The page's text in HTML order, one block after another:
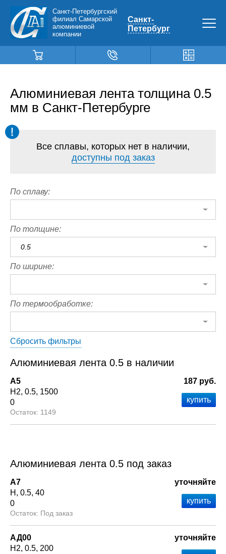
Санкт-Петербургский
филиал Самарской
алюминиевой
компании
Санкт-
Петербург
Алюминиевая лента толщина 0.5
мм в Санкт-Петербурге
Все сплавы, которых нет в наличии,
доступны под заказ
По сплаву:
По толщине:
0.5
По ширине:
По термообработке:
Сбросить фильтры
Алюминиевая лента 0.5 в наличии
А5
Н2 0.5 1500
0
1149
187 руб.
Алюминиевая лента 0.5 под заказ
А7
Н
0.5 40
0
Под заказ
уточняйте
АД00
Н2 0.5 200
уточняйте